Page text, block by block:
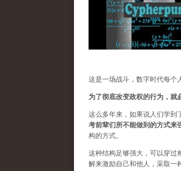
这是一场战斗，数字时代每
为了彻底改变政权的行为，就
这么多年来，如果说人们学到
考前辈们所不能做到的方式来
构的方式。
这种结构足够强大，可以穿过
解来激励自己和他人，采取一